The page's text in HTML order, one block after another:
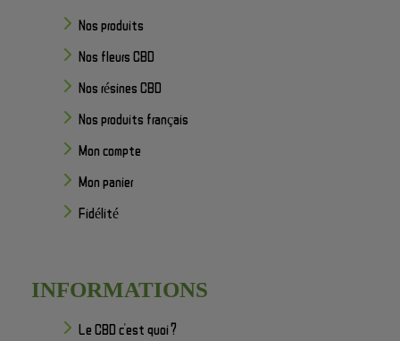
Nos produits
Nos fleurs CBD
Nos résines CBD
Nos produits français
Mon compte
Mon panier
Fidélité
INFORMATIONS
Le CBD c'est quoi ?